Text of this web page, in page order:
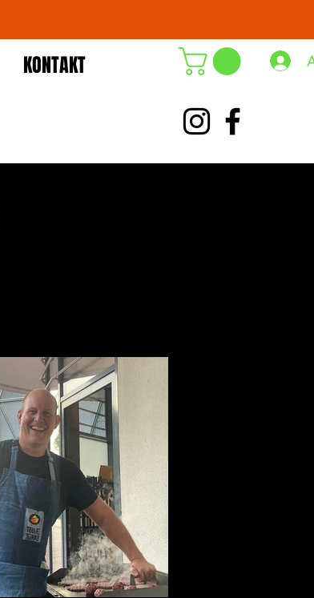
KONTAKT